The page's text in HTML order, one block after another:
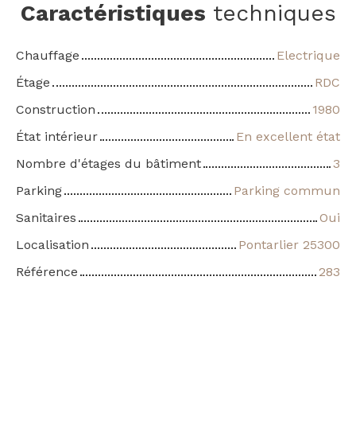
Caractéristiques techniques
Chauffage
Electrique
Étage
RDC
Construction
1980
État intérieur
En excellent état
Nombre d'étages du bâtiment
3
Parking
Parking commun
Sanitaires
Oui
Localisation
Pontarlier 25300
Référence
283